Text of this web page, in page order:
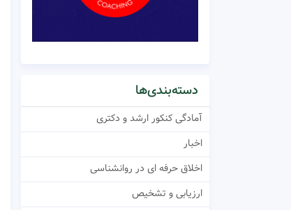
دسته‌بندی‌ها
آمادگی کنکور ارشد و دکتری
اخبار
اخلاق حرفه ای در روانشناسی
ارزیابی و تشخیص